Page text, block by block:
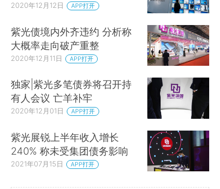
2020年12月12日 APP打开
紫光债境内外齐违约 分析称
大概率走向破产重整
2020年12月11日 APP打开
独家|紫光多笔债券将召开持
有人会议 亡羊补牢
2020年12月01日 APP打开
紫光展锐上半年收入增长
240% 称未受集团债务影响
2021年07月15日 APP打开